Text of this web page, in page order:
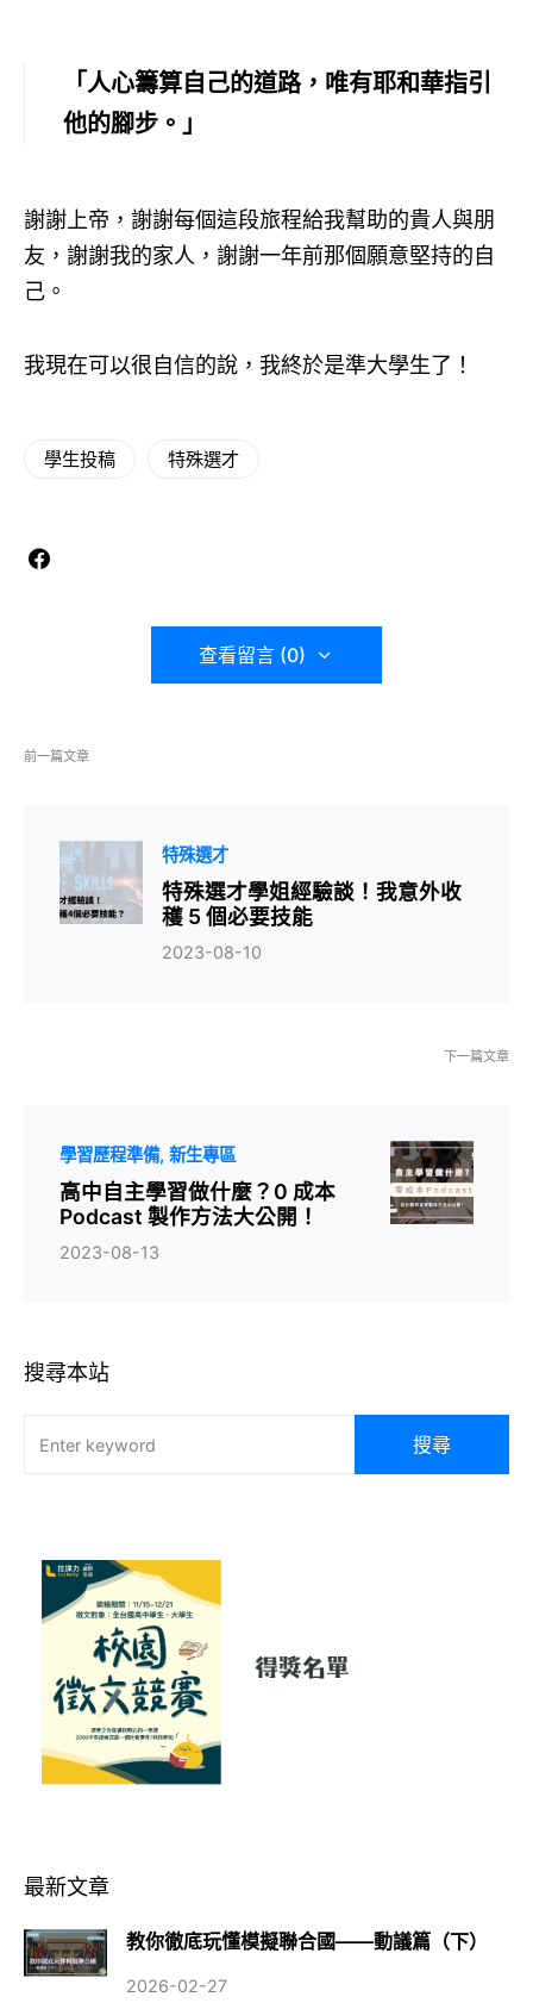
「人心籌算自己的道路，唯有耶和華指引
他的腳步。」
謝謝上帝，謝謝每個這段旅程給我幫助的貴人與朋
友，謝謝我的家人，謝謝一年前那個願意堅持的自
己。
我現在可以很自信的說，我終於是準大學生了！
學生投稿 特殊選才
查看留言 (0)
前一篇文章
特殊選才
特殊選才學姐經驗談！我意外收
穫 5 個必要技能
2023-08-10
下一篇文章
學習歷程準備 新生專區
高中自主學習做什麼？0 成本
Podcast 製作方法大公開！
2023-08-13
搜尋本站
搜尋
最新文章
教你徹底玩懂模擬聯合國——動議篇（下）
2026-02-27